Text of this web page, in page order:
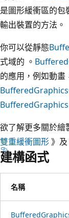
是圖形緩衝區的
輸出裝置的方法。
你可以從靜態
式域的 。
的應用，例如動畫
欲了解更多關於繪
雙重緩衝圖形》及
建構函式
名稱